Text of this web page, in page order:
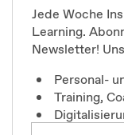
Jede Woche
Learning.
Newsletter!
Personal-
Training,